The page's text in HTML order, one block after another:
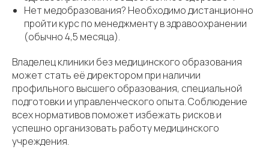
Нет медобразования? Необходимо дистанционно
пройти курс по менеджменту в здравоохранении
(обычно 4,5 месяца).
Владелец клиники без медицинского образования
может стать её директором при наличии
профильного высшего образования, специальной
подготовки и управленческого опыта. Соблюдение
всех нормативов поможет избежать рисков и
успешно организовать работу медицинского
учреждения.